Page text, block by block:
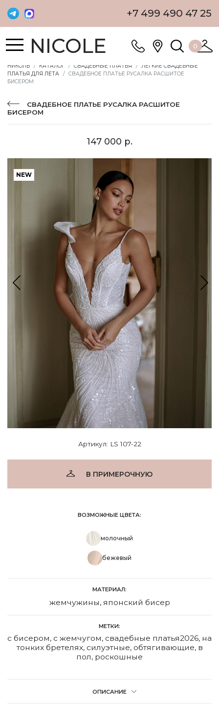
+7 499 490 47 25
NICOLE 0
НИКОЛЬ КАТАЛОГ СВАДЕБНЫЕ ПЛАТЬЯ
ЛЕГКИЕ СВАДЕБНЫЕ
ПЛАТЬЯ ДЛЯ ЛЕТА
СВАДЕБНОЕ ПЛАТЬЕ РУСАЛКА РАСШИТОЕ
БИСЕРОМ
СВАДЕБНОЕ ПЛАТЬЕ РУСАЛКА РАСШИТОЕ
БИСЕРОМ
147 000 р.
NEW
Артикул: LS 107-22
В ПРИМЕРОЧНУЮ
ВОЗМОЖНЫЕ ЦВЕТА:
молочный
бежевый
МАТЕРИАЛ:
жемчужины, японский бисер
МЕТКИ:
с бисером, с жемчугом, свадебные платья2026, на
тонких бретелях, силуэтные, обтягивающие, в
пол, роскошные
ОПИСАНИЕ